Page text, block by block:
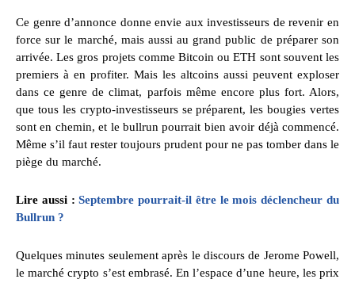
Ce genre d’annonce donne envie aux investisseurs de revenir en
force sur le marché, mais aussi au grand public de préparer son
arrivée. Les gros projets comme Bitcoin ou ETH sont souvent les
premiers à en profiter. Mais les altcoins aussi peuvent exploser
dans ce genre de climat, parfois même encore plus fort. Alors,
que tous les crypto-investisseurs se préparent, les bougies vertes
sont en chemin, et le bullrun pourrait bien avoir déjà commencé.
Même s’il faut rester toujours prudent pour ne pas tomber dans le
piège du marché.
Lire aussi : Septembre pourrait-il être le mois déclencheur du
Bullrun ?
Quelques minutes seulement après le discours de Jerome Powell,
le marché crypto s’est embrasé. En l’espace d’une heure, les prix